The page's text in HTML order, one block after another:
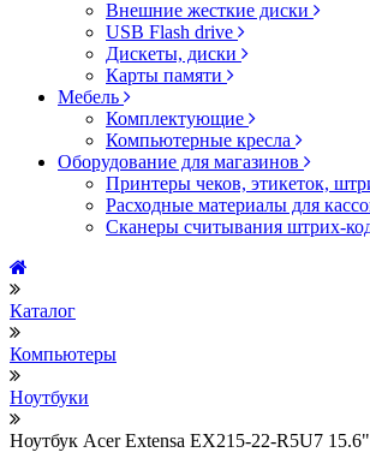
Внешние жесткие диски
USB Flash drive
Дискеты, диски
Карты памяти
Мебель
Комплектующие
Компьютерные кресла
Оборудование для магазинов
Принтеры чеков, этикеток,
Расходные материалы для
Сканеры считывания штрих-
Каталог
Компьютеры
Ноутбуки
Ноутбук Acer Extensa EX215-22-R5U7